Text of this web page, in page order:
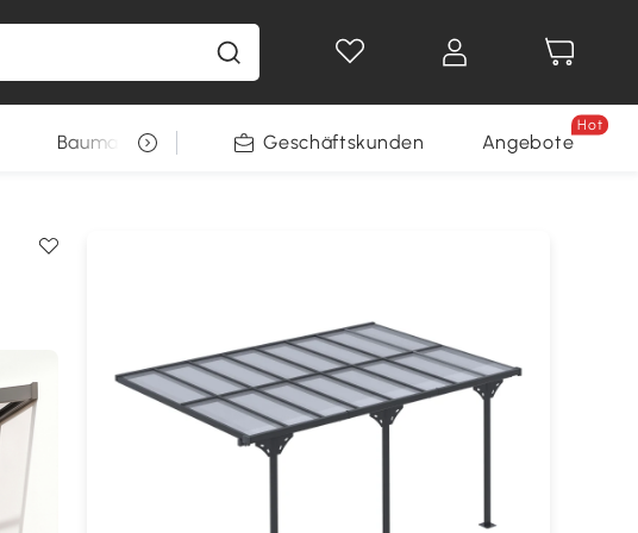
Gewinnspiele
Baumarkt RestpostenGeschäftskunden Angebote
Hot